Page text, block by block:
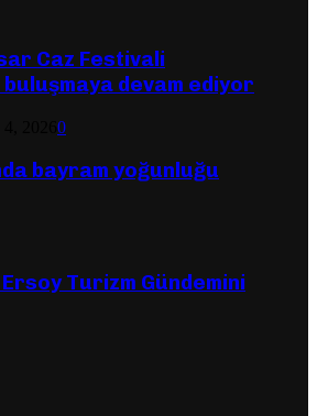
Caz Festivali
devam ediyor
0
bayram yoğunluğu
Turizm Gündemini